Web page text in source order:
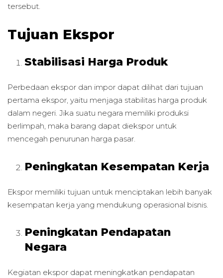
tersebut.
Tujuan Ekspor
Stabilisasi Harga Produk
Perbedaan ekspor dan impor dapat dilihat dari tujuan
pertama ekspor, yaitu menjaga stabilitas harga produk
dalam negeri. Jika suatu negara memiliki produksi
berlimpah, maka barang dapat diekspor untuk
mencegah penurunan harga pasar.
Peningkatan Kesempatan Kerja
Ekspor memiliki tujuan untuk menciptakan lebih banyak
kesempatan kerja yang mendukung operasional bisnis.
Peningkatan Pendapatan
Negara
Kegiatan ekspor dapat meningkatkan pendapatan